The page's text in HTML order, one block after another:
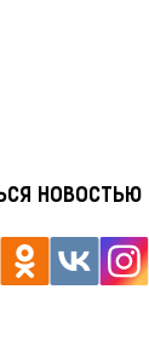
новостью